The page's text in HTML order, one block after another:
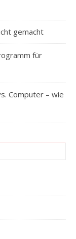
gemacht
für
Computer – wie